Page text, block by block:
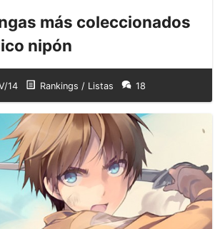
más coleccionados
nipón
14 Rankings / Listas 18